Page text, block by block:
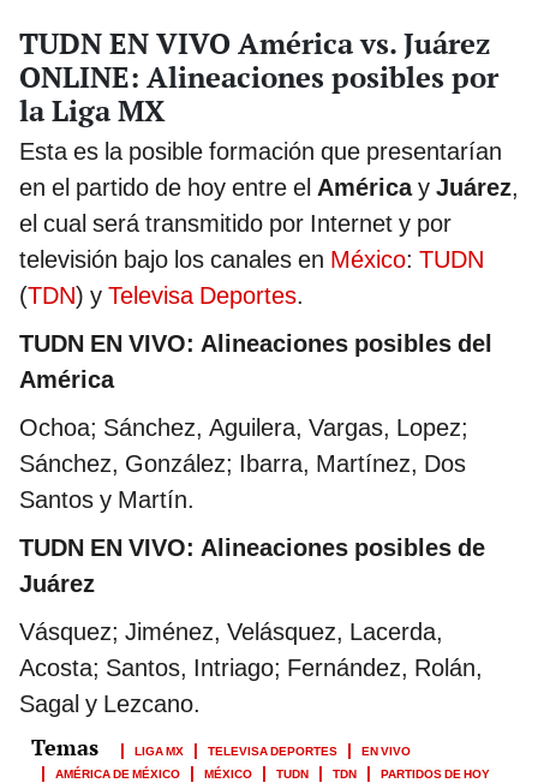
TUDN EN VIVO América vs. Juárez
ONLINE: Alineaciones posibles por
la Liga MX
Esta es la posible formación que presentarían
en el partido de hoy entre el Américay Juárez,
el cual será transmitido por Internet y por
televisión bajo los canales en México: TUDN
(TDN) y Televisa Deportes.
TUDN EN VIVO: Alineaciones posibles del
América
Ochoa; Sánchez, Aguilera, Vargas, Lopez;
Sánchez, González; Ibarra, Martínez, Dos
Santos y Martín.
TUDN EN VIVO: Alineaciones posibles de
Juárez
Vásquez; Jiménez, Velásquez, Lacerda,
Acosta; Santos, Intriago; Fernández, Rolán,
Sagal y Lezcano.
LIGA MX TELEVISA DEPORTES
EN VIVO
AMÉRICA DE MÉXICO
MÉXICO TUDN TDN
PARTIDOS DE HOY